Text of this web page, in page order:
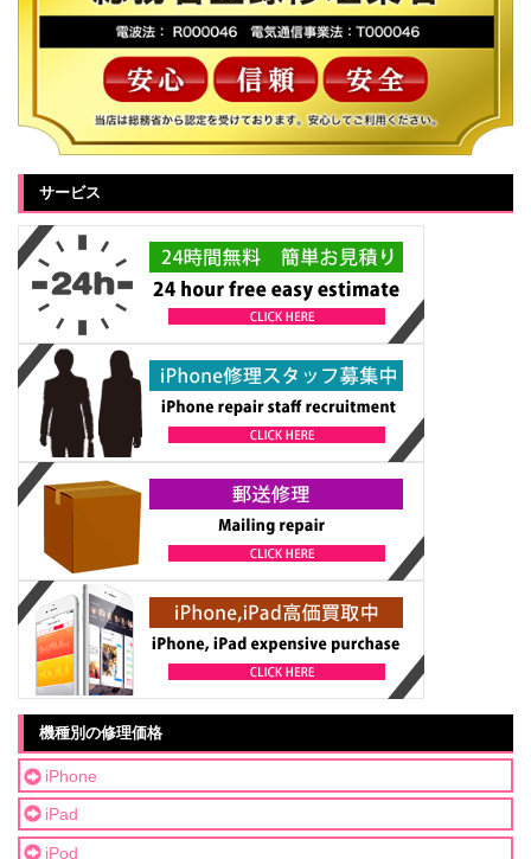
サービス
機種別の修理価格
iPhone
iPad
iPod